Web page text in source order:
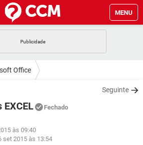
MENU
GMAIL
WHATSAPP
EXCEL
Office
Seguinte
Fechado
às 09:40
set 2015 às 13:54